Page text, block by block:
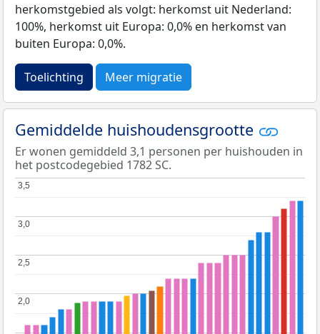
herkomstgebied als volgt: herkomst uit Nederland:
100%, herkomst uit Europa: 0,0% en herkomst van
buiten Europa: 0,0%.
Toelichting Meer migratie
Gemiddelde huishoudensgrootte
Er wonen gemiddeld 3,1 personen per huishouden in
het postcodegebied 1782 SC.
2,0
2,0
2,5
2,5
3,0
3,0
3,5
3,5